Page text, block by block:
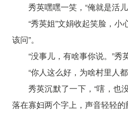
秀英嘿嘿一笑，“俺就是活
“秀英姐”文娟收起笑脸，小
该问”。
“没事儿，有啥事你说。”秀
“你人这么好，为啥村里人
秀英沉默了一下，“嗐，也
落在寡妇两个字上，声音轻轻的